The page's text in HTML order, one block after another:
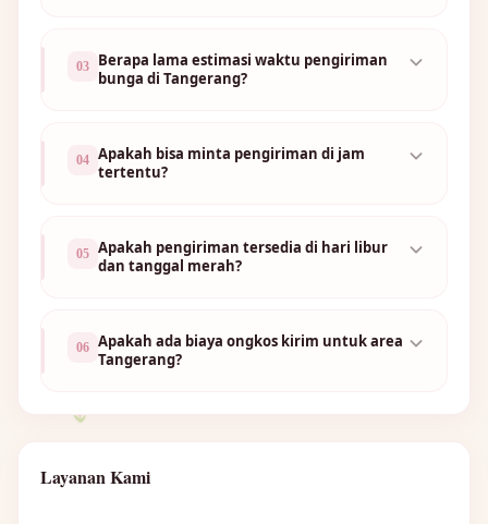
🌷
🌼
03
Berapa lama estimasi waktu pengiriman
bunga di Tangerang?
04 Apakah bisa minta pengiriman di jam
tertentu?
05 Apakah pengiriman tersedia di hari libur
dan tanggal merah?
06 Apakah ada biaya ongkos kirim untuk area
Tangerang?
Layanan Kami